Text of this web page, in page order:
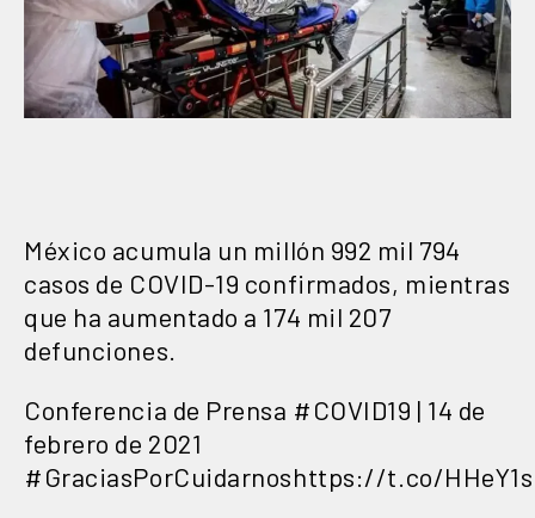
México acumula un millón 992 mil 794
casos de COVID-19 confirmados, mientras
que ha aumentado a 174 mil 207
defunciones.
Conferencia de Prensa #COVID19 | 14 de
febrero de 2021
#GraciasPorCuidarnoshttps://t.co/